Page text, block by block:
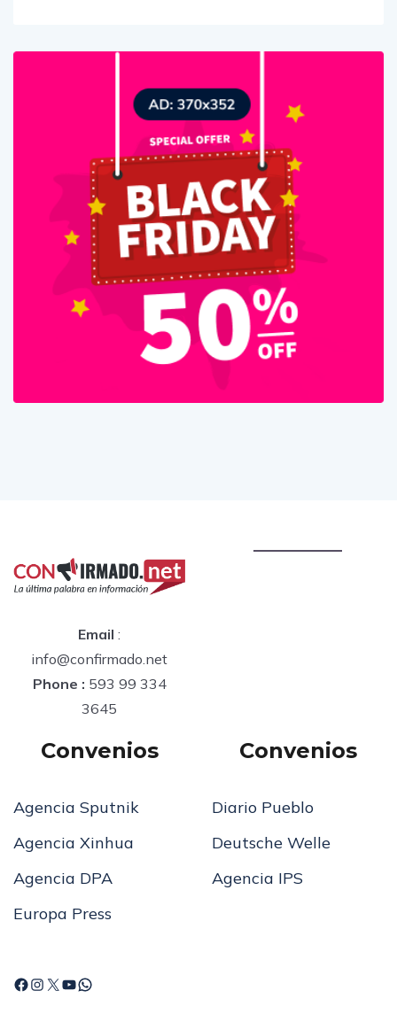
Email :
info@confirmado.net
Phone : 593 99 334
3645
Convenios
Agencia Sputnik
Agencia Xinhua
Agencia DPA
Europa Press
Convenios
Diario Pueblo
Deutsche Welle
Agencia IPS